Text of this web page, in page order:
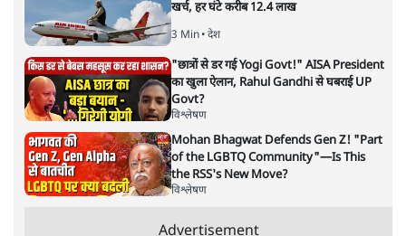
समी अहमदकी और स्टोरी पढ़ें
अगली खबर लोड हो रही है...